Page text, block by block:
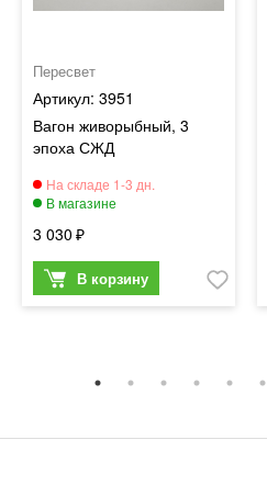
Пересвет
3951
Вагон живорыбный, 3
эпоха СЖД
3 030